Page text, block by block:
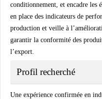
conditionnement, et encadre les
en place des indicateurs de
production et veille à
garantir la conformité des
l’export.
Profil recherché
Une expérience confirmée en